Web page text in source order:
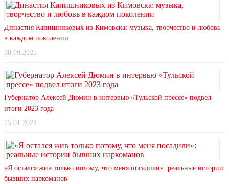
Династия Капишниковых из Кимовска: музыка, творчество и любовь
в каждом поколении
30.09.2025
Губернатор Алексей Дюмин в интервью «Тульской прессе» подвел
итоги 2023 года
15.01.2024
«Я остался жив только потому, что меня посадили»: реальные истории
бывших наркоманов